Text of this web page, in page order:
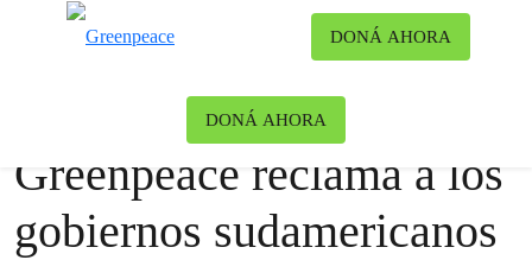
DONÁ AHORA
DONÁ AHORA
Greenpeace reclama a los
gobiernos sudamericanos